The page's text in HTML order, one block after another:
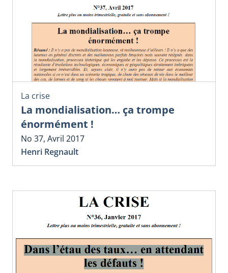
La crise
La mondialisation… ça trompe
énormément !
No 37, Avril 2017
Henri Regnault